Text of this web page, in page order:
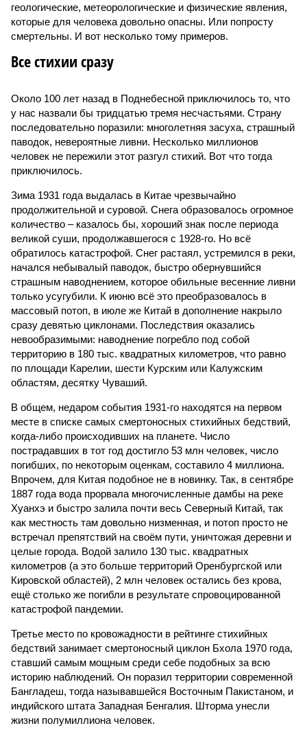
геологические, метеорологические и физические явления,
которые для человека довольно опасны. Или попросту
смертельны. И вот несколько тому примеров.
Все стихии сразу
Около 100 лет назад в Поднебесной приключилось то, что
у нас назвали бы тридцатью тремя несчастьями. Страну
последовательно поразили: многолетняя засуха, страшный
паводок, невероятные ливни. Несколько миллионов
человек не пережили этот разгул стихий. Вот что тогда
приключилось.
Зима 1931 года выдалась в Китае чрезвычайно
продолжительной и суровой. Снега образовалось огромное
количество – казалось бы, хороший знак после периода
великой суши, продолжавшегося с 1928-го. Но всё
обратилось катастрофой. Снег растаял, устремился в реки,
начался небывалый паводок, быстро обернувшийся
страшным наводнением, которое обильные весенние ливни
только усугубили. К июню всё это преобразовалось в
массовый потоп, в июле же Китай в дополнение накрыло
сразу девятью циклонами. Последствия оказались
невообразимыми: наводнение погребло под собой
территорию в 180 тыс. квадратных километров, что равно
по площади Карелии, шести Курским или Калужским
областям, десятку Чуваший.
В общем, недаром события 1931-го находятся на первом
месте в списке самых смертоносных стихийных бедствий,
когда-либо происходивших на планете. Число
пострадавших в тот год достигло 53 млн человек, число
погибших, по некоторым оценкам, составило 4 миллиона.
Впрочем, для Китая подобное не в новинку. Так, в сентябре
1887 года вода прорвала многочисленные дамбы на реке
Хуанхэ и быстро залила почти весь Северный Китай, так
как местность там довольно низменная, и потоп просто не
встречал препятствий на своём пути, уничтожая деревни и
целые города. Водой залило 130 тыс. квадратных
километров (а это больше территорий Оренбургской или
Кировской областей), 2 млн человек остались без крова,
ещё столько же погибли в результате спровоцированной
катастрофой пандемии.
Третье место по кровожадности в рейтинге стихийных
бедствий занимает смертоносный циклон Бхола 1970 года,
ставший самым мощным среди себе подобных за всю
историю наблюдений. Он поразил территории современной
Бангладеш, тогда называвшейся Восточным Пакистаном, и
индийского штата Западная Бенгалия. Шторма унесли
жизни полумиллиона человек.